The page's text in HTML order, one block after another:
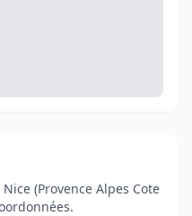
(Provence Alpes Cote